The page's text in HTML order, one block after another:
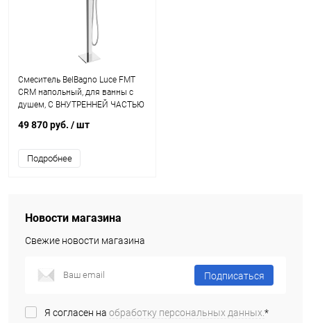
Смеситель BelBagno Luce FMT
CRM напольный, для ванны с
душем, С ВНУТРЕННЕЙ ЧАСТЬЮ
49 870 руб. / шт
Подробнее
Новости магазина
Свежие новости магазина
Подписаться
Я согласен на обработку персональных данных.*